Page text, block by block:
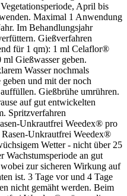
April bis
Maximal 1 Anwendung
Im Behandlungsjahr
Gießverfahren
für 1 qm): 1 ml Celaflor®
Gießwasser geben.
Wasser nochmals
und mit der noch
Gießbrühe umrühren.
auf gut entwickelten
Spritzverfahren
Unkrautfrei Weedex® pro
Unkrautfrei Weedex®
Wetter - nicht über 25
Wachstumsperiode an gut
zur sicheren Wirkung auf
ist. 3 Tage vor und 4 Tage
nicht gemäht werden. Beim